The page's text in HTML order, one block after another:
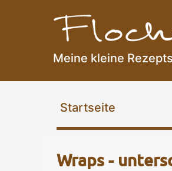
Flocke Online
Meine kleine
Startseite
Wraps -